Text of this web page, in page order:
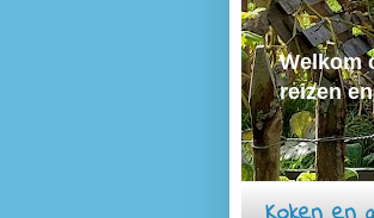
Welkom
reizen